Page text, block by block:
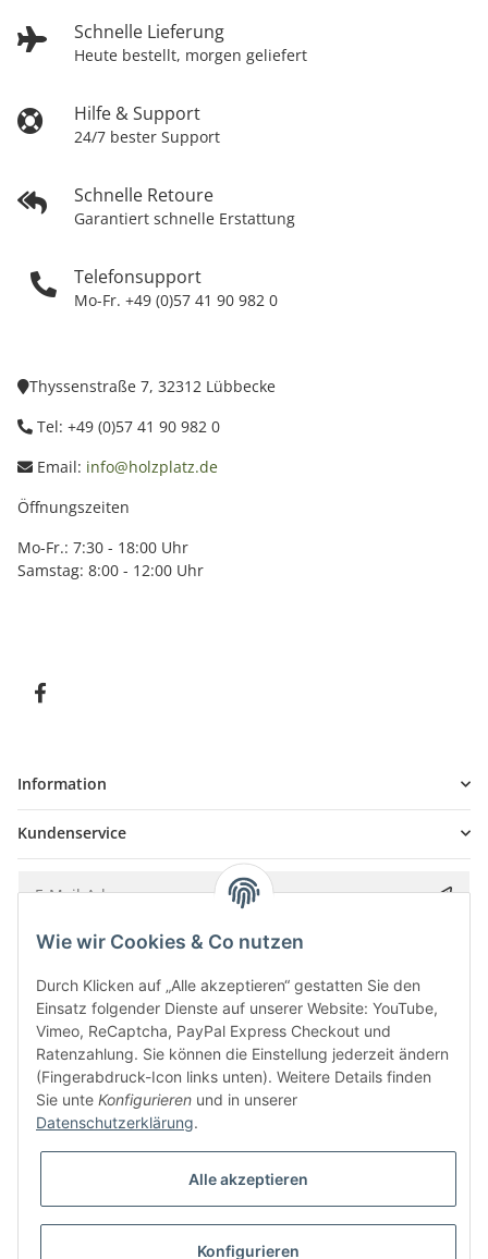
Schnelle Lieferung
Heute bestellt, morgen geliefert
Hilfe & Support
24/7 bester Support
Schnelle Retoure
Garantiert schnelle Erstattung
Telefonsupport
Mo-Fr. +49 (0)57 41 90 982 0
Thyssenstraße 7, 32312 Lübbecke
Tel: +49 (0)57 41 90 982 0
Email: info@holzplatz.de
Öffnungszeiten
Mo-Fr.: 7:30 - 18:00 Uhr
Samstag: 8:00 - 12:00 Uhr
Information
Kundenservice
Bitte senden Sie mir entsprechend IhrerDatenschutzerklärung
* Alle Preise inkl. gesetzlicher USt., zzgl.
Besucherzähler: 5843030
Wie wir Cookies & Co nutzen
Durch Klicken auf „Alle akzeptieren“ gestatten Sie den
Einsatz folgender Dienste auf unserer Website: YouTube,
Vimeo, ReCaptcha, PayPal Express Checkout und
Ratenzahlung. Sie können die Einstellung jederzeit ändern
(Fingerabdruck-Icon links unten). Weitere Details finden
Sie unte Konfigurieren und in unserer
Datenschutzerklärung.
Alle akzeptieren
Konfigurieren